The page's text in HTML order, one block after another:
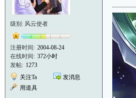
级别: 风云使者
注册时间: 2004-08-24
在线时间: 372小时
发帖: 1273
关注Ta
发消息
用道具